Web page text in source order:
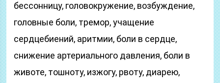
бессонницу, головокружение, возбуждение,
головные боли, тремор, учащение
сердцебиений, аритмии, боли в сердце,
снижение артериального давления, боли в
животе, тошноту, изжогу, рвоту, диарею,